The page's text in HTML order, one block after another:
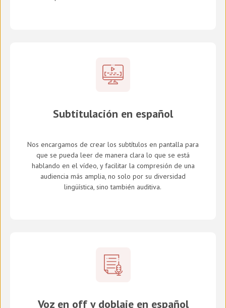
Subtitulación en español
Nos encargamos de crear los subtítulos en pantalla para
que se pueda leer de manera clara lo que se está
hablando en el vídeo, y facilitar la compresión de una
audiencia más amplia, no solo por su diversidad
lingüística, sino también auditiva.
Voz en off y doblaje en español